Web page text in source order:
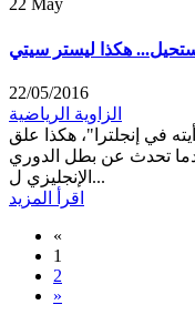
22 May
هكذا ليستر سيتي
22/05/2016
الزاوية الرياضية
في إنجلترا"، هكذا علق
تحدث عن بطل الدوري
الإنجليزي ل...
اقرأ المزيد
«
1
2
»